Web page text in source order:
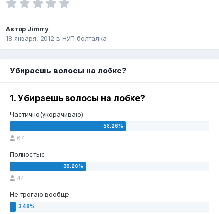
Автор Jimmy
18 января, 2012 в НУП болталка
Убираешь волосы на лобке?
1. Убираешь волосы на лобке?
Частично(укорачиваю)
67
Полностью
44
Не трогаю вообще